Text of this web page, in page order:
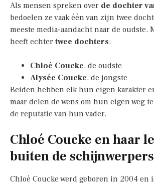
Als mensen spreken over de dochter
bedoelen ze vaak één van zijn twee
meeste media-aandacht naar de oudste.
heeft echter twee dochters:
Chloé Coucke, de oudste
Alysée Coucke, de jongste
Beiden hebben elk hun eigen karakter
maar delen de wens om hun eigen weg
de reputatie van hun vader.
Chloé Coucke en haar
buiten de schijnwerpers
Chloé Coucke werd geboren in 2004 en